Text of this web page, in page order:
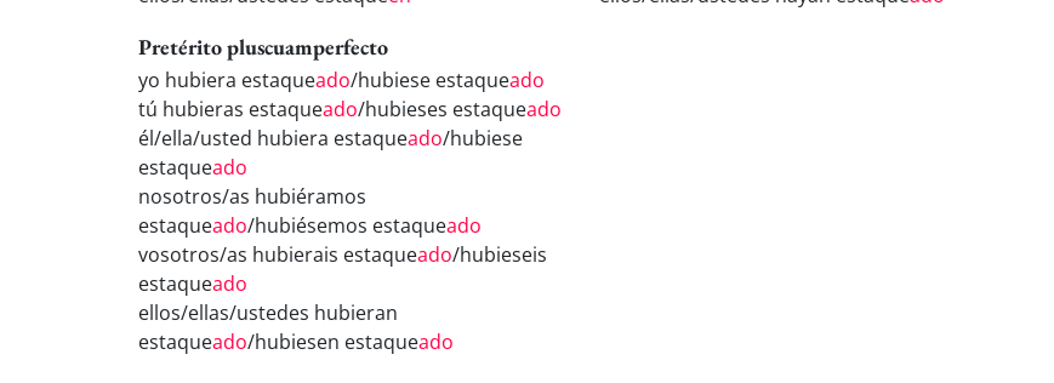
Pretérito pluscuamperfecto
yo hubiera estaqueado/hubiese estaqueado
tú hubieras estaqueado/hubieses estaqueado
él/ella/usted hubiera estaqueado/hubiese
estaqueado
nosotros/as hubiéramos
estaqueado/hubiésemos estaqueado
vosotros/as hubierais estaqueado/hubieseis
estaqueado
ellos/ellas/ustedes hubieran
estaqueado/hubiesen estaqueado